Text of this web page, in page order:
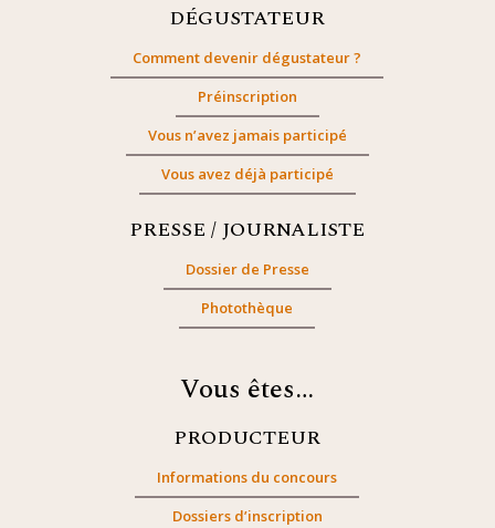
DÉGUSTATEUR
Comment devenir dégustateur ?
Préinscription
Vous n’avez jamais participé
Vous avez déjà participé
PRESSE / JOURNALISTE
Dossier de Presse
Photothèque
Vous êtes…
PRODUCTEUR
Informations du concours
Dossiers d’inscription